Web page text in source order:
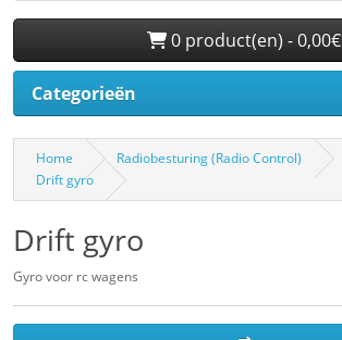
0 product(en) - 0,00€
Categorieën
Home Radiobesturing (Radio Control)
Drift gyro
Drift gyro
Gyro voor rc wagens